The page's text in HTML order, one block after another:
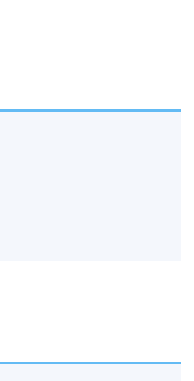
線上付款，並在付